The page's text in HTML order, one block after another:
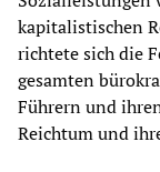
kapitalistischen
richtete sich die
gesamten
Führern und
Reichtum und